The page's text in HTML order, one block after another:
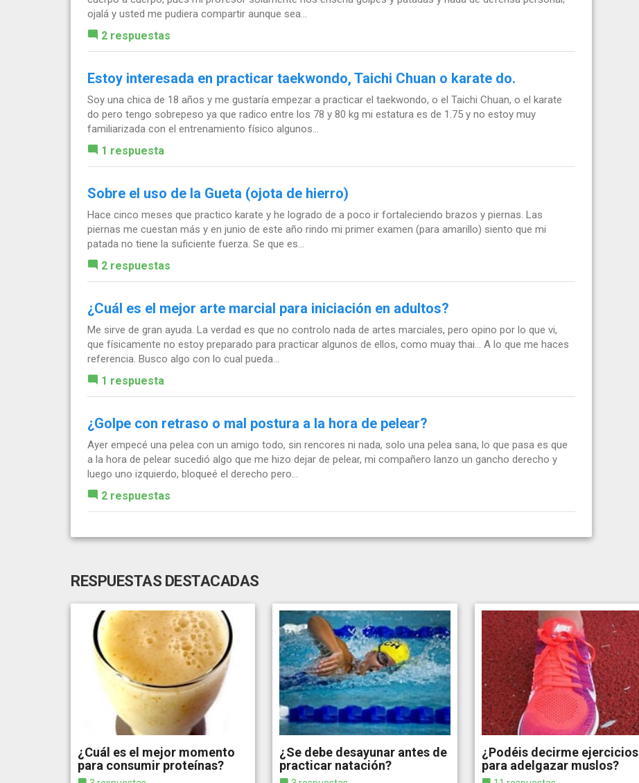
ojalá y usted me pudiera compartir aunque sea...
2 respuestas
Estoy interesada en practicar taekwondo, Taichi Chuan o karate do.
Soy una chica de 18 años y me gustaría empezar a practicar el taekwondo, o el Taichi Chuan, o el karate
do pero tengo sobrepeso ya que radico entre los 78 y 80 kg mi estatura es de 1.75 y no estoy muy
familiarizada con el entrenamiento físico algunos...
1 respuesta
Sobre el uso de la Gueta (ojota de hierro)
Hace cinco meses que practico karate y he logrado de a poco ir fortaleciendo brazos y piernas. Las
piernas me cuestan más y en junio de este año rindo mi primer examen (para amarillo) siento que mi
patada no tiene la suficiente fuerza. Se que es...
2 respuestas
¿Cuál es el mejor arte marcial para iniciación en adultos?
Me sirve de gran ayuda. La verdad es que no controlo nada de artes marciales, pero opino por lo que vi,
que físicamente no estoy preparado para practicar algunos de ellos, como muay thai... A lo que me haces
referencia. Busco algo con lo cual pueda...
1 respuesta
¿Golpe con retraso o mal postura a la hora de pelear?
Ayer empecé una pelea con un amigo todo, sin rencores ni nada, solo una pelea sana, lo que pasa es que
a la hora de pelear sucedió algo que me hizo dejar de pelear, mi compañero lanzo un gancho derecho y
luego uno izquierdo, bloqueé el derecho pero...
2 respuestas
RESPUESTAS DESTACADAS
¿Cuál es el mejor momento
para consumir proteínas?
¿Se debe desayunar antes de
practicar natación?
¿Podéis decirme ejercicios
para adelgazar muslos?